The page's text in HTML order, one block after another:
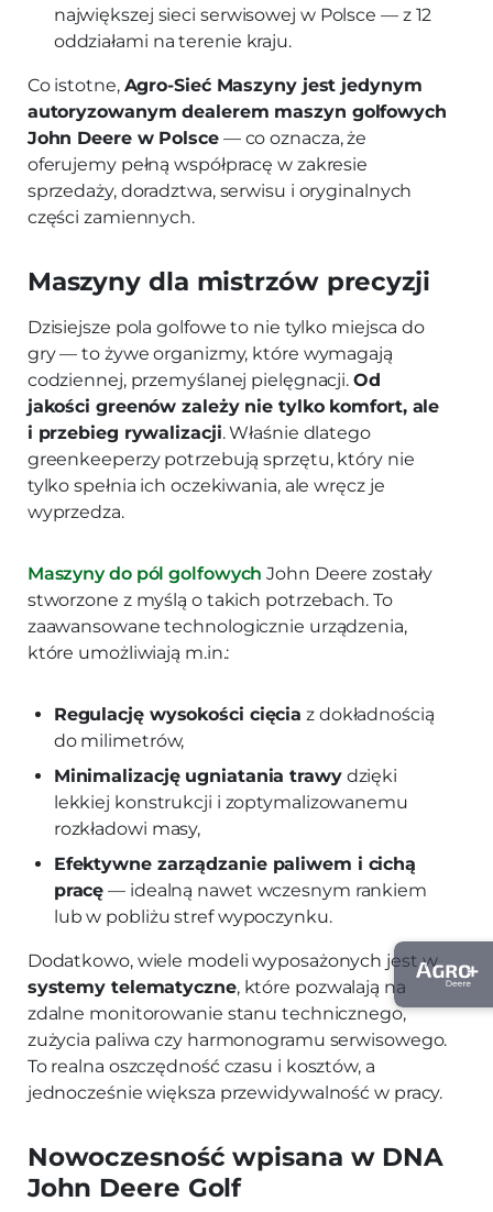
największej sieci serwisowej w Polsce — z 12
oddziałami na terenie kraju.
Co istotne, Agro‑Sieć Maszyny jest jedynym
autoryzowanym dealerem maszyn golfowych
John Deere w Polsce— co oznacza, że
oferujemy pełną współpracę w zakresie
sprzedaży, doradztwa, serwisu i oryginalnych
części zamiennych.
Maszyny dla mistrzów precyzji
Dzisiejsze pola golfowe to nie tylko miejsca do
gry — to żywe organizmy, które wymagają
codziennej, przemyślanej pielęgnacji. Od
jakości greenów zależy nie tylko komfort, ale
i przebieg rywalizacji. Właśnie dlatego
greenkeeperzy potrzebują sprzętu, który nie
tylko spełnia ich oczekiwania, ale wręcz je
wyprzedza.
Maszyny do pól golfowych John Deere zostały
stworzone z myślą o takich potrzebach. To
zaawansowane technologicznie urządzenia,
które umożliwiają m.in.:
Regulację wysokości cięcia z dokładnością
do milimetrów,
Minimalizację ugniatania trawydzięki
lekkiej konstrukcji i zoptymalizowanemu
rozkładowi masy,
Efektywne zarządzanie paliwem i cichą
pracę — idealną nawet wczesnym rankiem
lub w pobliżu stref wypoczynku.
Dodatkowo, wiele modeli wyposażonych jest w
systemy telematyczne, które pozwalają na
zdalne monitorowanie stanu technicznego,
zużycia paliwa czy harmonogramu serwisowego.
To realna oszczędność czasu i kosztów, a
jednocześnie większa przewidywalność w pracy.
Nowoczesność wpisana w DNA
John Deere Golf